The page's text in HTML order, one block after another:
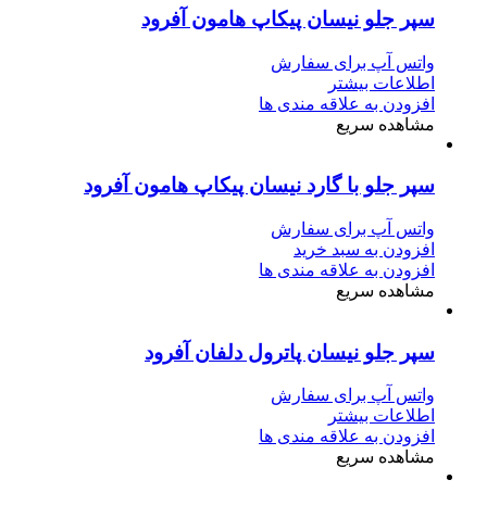
سپر جلو نیسان پیکاپ هامون آفرود
واتس آپ برای سفارش
اطلاعات بیشتر
افزودن به علاقه مندی ها
مشاهده سریع
سپر جلو با گارد نیسان پیکاپ هامون آفرود
واتس آپ برای سفارش
افزودن به سبد خرید
افزودن به علاقه مندی ها
مشاهده سریع
سپر جلو نیسان پاترول دلفان آفرود
واتس آپ برای سفارش
اطلاعات بیشتر
افزودن به علاقه مندی ها
مشاهده سریع